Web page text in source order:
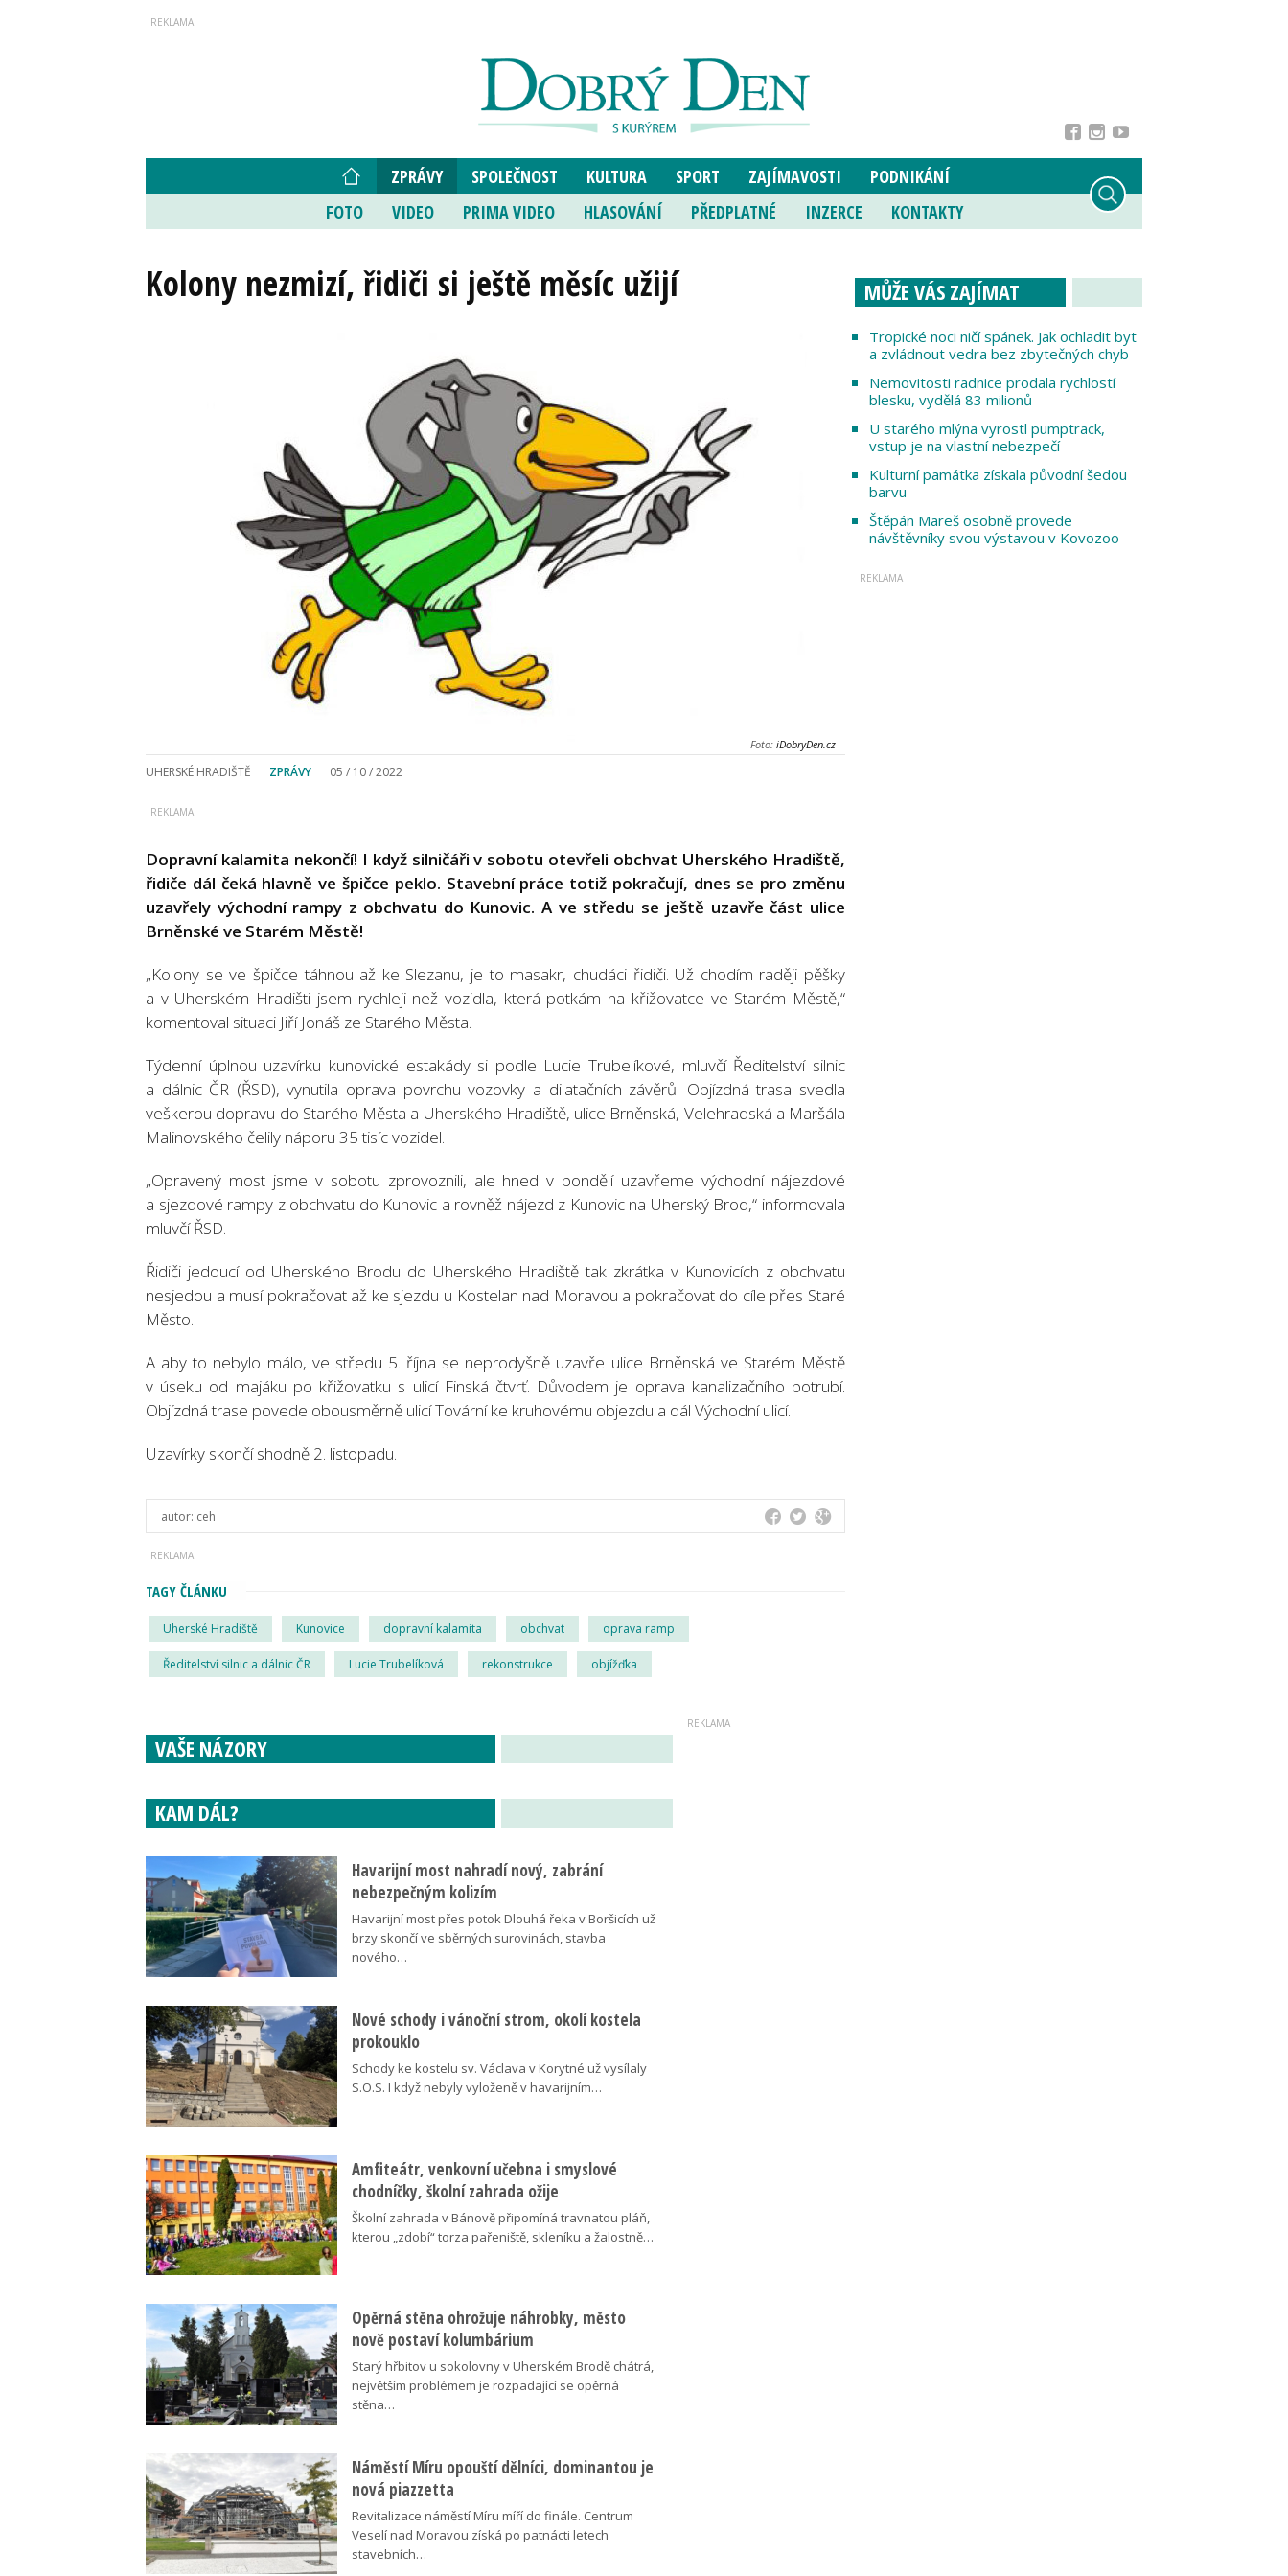
ZPRÁVY SPOLEČNOST KULTURA SPORT ZAJÍMAVOSTI
PODNIKÁNÍ
FOTO
VIDEO PRIMA VIDEO HLASOVÁNÍ PŘEDPLATNÉ INZERCE KONTAKTY
Kolony nezmizí, řidiči si ještě měsíc užijí
Foto: iDobryDen.cz
UHERSKÉ HRADIŠTĚ ZPRÁVY 05 / 10 / 2022
Dopravní kalamita nekončí! I když silničáři v sobotu otevřeli obchvat Uherského Hradiště,
řidiče dál čeká hlavně ve špičce peklo. Stavební práce totiž pokračují, dnes se pro změnu
uzavřely východní rampy z obchvatu do Kunovic. A ve středu se ještě uzavře část ulice
Brněnské ve Starém Městě!
„Kolony se ve špičce táhnou až ke Slezanu, je to masakr, chudáci řidiči. Už chodím raději pěšky
a v Uherském Hradišti jsem rychleji než vozidla, která potkám na křižovatce ve Starém Městě,“
komentoval situaci Jiří Jonáš ze Starého Města.
Týdenní úplnou uzavírku kunovické estakády si podle Lucie Trubelíkové, mluvčí Ředitelství silnic
a dálnic ČR (ŘSD), vynutila oprava povrchu vozovky a dilatačních závěrů. Objízdná trasa svedla
veškerou dopravu do Starého Města a Uherského Hradiště, ulice Brněnská, Velehradská a Maršála
Malinovského čelily náporu 35 tisíc vozidel.
„Opravený most jsme v sobotu zprovoznili, ale hned v pondělí uzavřeme východní nájezdové
a sjezdové rampy z obchvatu do Kunovic a rovněž nájezd z Kunovic na Uherský Brod,“ informovala
mluvčí ŘSD.
Řidiči jedoucí od Uherského Brodu do Uherského Hradiště tak zkrátka v Kunovicích z obchvatu
nesjedou a musí pokračovat až ke sjezdu u Kostelan nad Moravou a pokračovat do cíle přes Staré
Město.
A aby to nebylo málo, ve středu 5. října se neprodyšně uzavře ulice Brněnská ve Starém Městě
v úseku od majáku po křižovatku s ulicí Finská čtvrť. Důvodem je oprava kanalizačního potrubí.
Objízdná trase povede obousměrně ulicí Tovární ke kruhovému objezdu a dál Východní ulicí.
Uzavírky skončí shodně 2. listopadu.
autor: ceh
TAGY ČLÁNKU
Uherské Hradiště Kunovice dopravní kalamita obchvat oprava ramp
Ředitelství silnic a dálnic ČR Lucie Trubelíková rekonstrukce objížďka
MŮŽE VÁS ZAJÍMAT
Tropické noci ničí spánek. Jak ochladit byt
a zvládnout vedra bez zbytečných chyb
Nemovitosti radnice prodala rychlostí
blesku, vydělá 83 milionů
U starého mlýna vyrostl pumptrack,
vstup je na vlastní nebezpečí
Kulturní památka získala původní šedou
barvu
Štěpán Mareš osobně provede
návštěvníky svou výstavou v Kovozoo
VAŠE NÁZORY
KAM DÁL?
Havarijní most nahradí nový, zabrání
nebezpečným kolizím
Havarijní most přes potok Dlouhá řeka v Boršicích už
brzy skončí ve sběrných surovinách, stavba
nového…
Nové schody i vánoční strom, okolí kostela
prokouklo
Schody ke kostelu sv. Václava v Korytné už vysílaly
S.O.S. I když nebyly vyloženě v havarijním…
Amfiteátr, venkovní učebna i smyslové
chodníčky, školní zahrada ožije
Školní zahrada v Bánově připomíná travnatou pláň,
kterou „zdobí“ torza pařeniště, skleníku a žalostně…
Opěrná stěna ohrožuje náhrobky, město
nově postaví kolumbárium
Starý hřbitov u sokolovny v Uherském Brodě chátrá,
největším problémem je rozpadající se opěrná
stěna…
Náměstí Míru opouští dělníci, dominantou je
nová piazzetta
Revitalizace náměstí Míru míří do finále. Centrum
Veselí nad Moravou získá po patnácti letech
stavebních…